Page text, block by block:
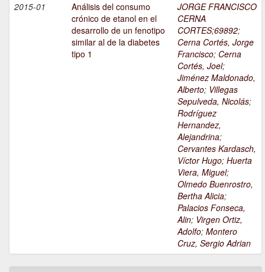
2015-01
Análisis del consumo
crónico de etanol en el
desarrollo de un fenotipo
similar al de la diabetes
tipo 1
JORGE FRANCISCO
CERNA
CORTES;69892;
Cerna Cortés, Jorge
Francisco; Cerna
Cortés, Joel;
Jiménez Maldonado,
Alberto; Villegas
Sepulveda, Nicolás;
Rodríguez
Hernandez,
Alejandrina;
Cervantes Kardasch,
Víctor Hugo; Huerta
Viera, Miguel;
Olmedo Buenrostro,
Bertha Alicia;
Palacios Fonseca,
Alin; Virgen Ortiz,
Adolfo; Montero
Cruz, Sergio Adrian